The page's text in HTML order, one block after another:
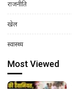
राजनीति
खेल
स्वास्थ्य
Most Viewed